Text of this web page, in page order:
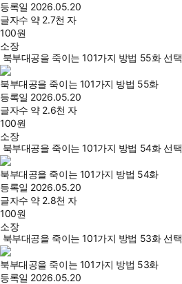
등록일 2026.05.20
글자수 약 2.7천 자
100원
소장
북부대공을 죽이는 101가지 방법 55화 선택
북부대공을 죽이는 101가지 방법 55화
등록일 2026.05.20
글자수 약 2.6천 자
100원
소장
북부대공을 죽이는 101가지 방법 54화 선택
북부대공을 죽이는 101가지 방법 54화
등록일 2026.05.20
글자수 약 2.8천 자
100원
소장
북부대공을 죽이는 101가지 방법 53화 선택
북부대공을 죽이는 101가지 방법 53화
등록일 2026.05.20